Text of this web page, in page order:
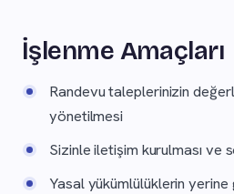
İşlenme Amaçları
Randevu taleplerinizin
yönetilmesi
Sizinle iletişim kurulması ve
Yasal yükümlülüklerin